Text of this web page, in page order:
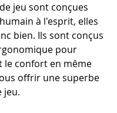
jeu sont conçues
à l'esprit, elles
bien. Ils sont conçus
pour
le confort en même
offrir une superbe
jeu.